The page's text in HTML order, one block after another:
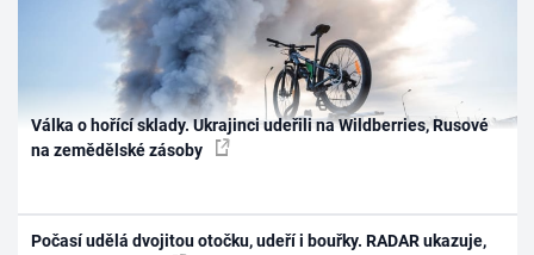
Válka o hořící sklady. Ukrajinci udeřili na Wildberries, Rusové
na zemědělské zásoby
Počasí udělá dvojitou otočku, udeří i bouřky. RADAR ukazuje,